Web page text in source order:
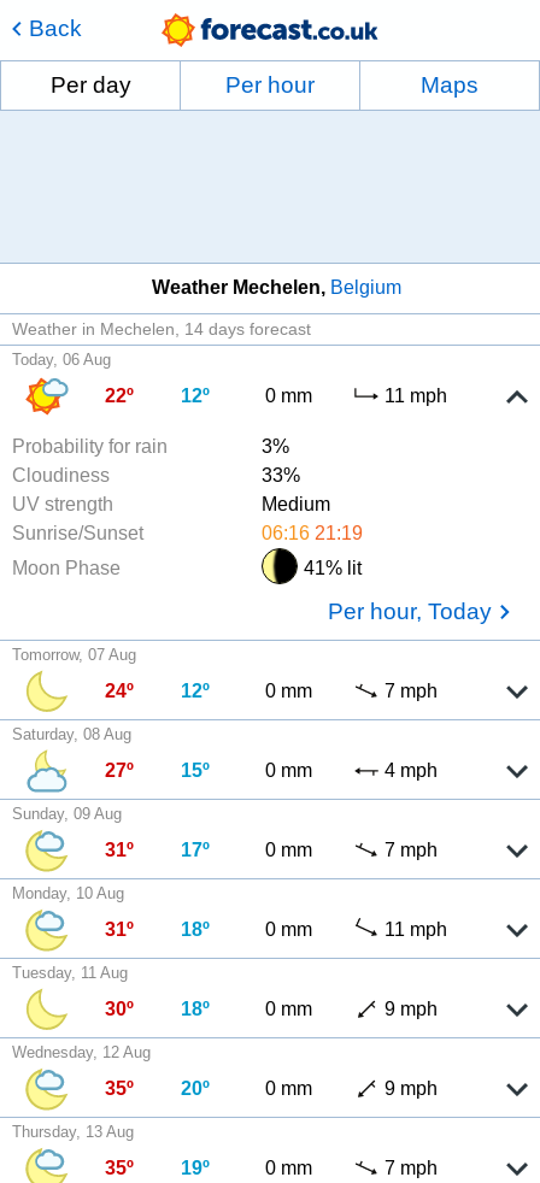
Back
Per day Per hour Maps
Weather Mechelen Belgium
Weather in Mechelen 14 days forecast
Today, 06 Aug
22º 12º 0 mm 11 mph
Probability for rain
3%
Cloudiness
33%
UV strength
Medium
Sunrise/Sunset
06:16 21:19
Moon Phase
41% lit
Per hour, Today
Tomorrow, 07 Aug
24º 12º 0 mm 7 mph
Saturday, 08 Aug
27º 15º 0 mm 4 mph
Sunday, 09 Aug
31º 17º 0 mm 7 mph
Monday, 10 Aug
31º 18º 0 mm 11 mph
Tuesday, 11 Aug
30º 18º 0 mm 9 mph
Wednesday, 12 Aug
35º 20º 0 mm 9 mph
Thursday, 13 Aug
35º 19º 0 mm 7 mph